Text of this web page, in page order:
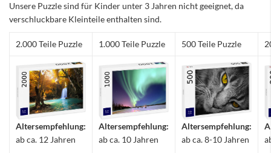
Unsere Puzzle sind für Kinder unter 3 Jahren nicht geeignet, da
verschluckbare Kleinteile enthalten sind.
2.000 Teile Puzzle 1.000 Teile Puzzle 500 Teile Puzzle
Altersempfehlung:
ab ca. 12 Jahren
Altersempfehlung:
ab ca. 10 Jahren
Altersempfehlung:
ab ca. 8-10 Jahren